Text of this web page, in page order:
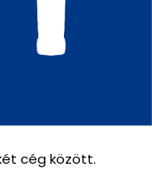
cég között.